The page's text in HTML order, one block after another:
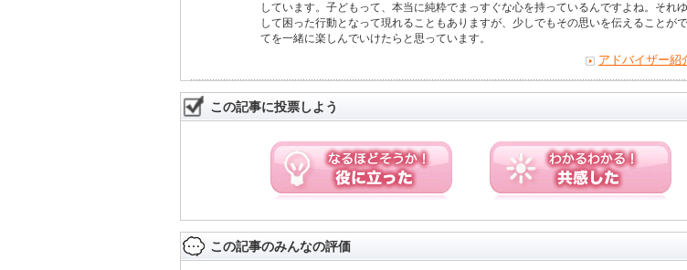
しています。子どもって、本当に純粋でまっすぐな心を持っているんですよね。それ
して困った行動となって現れることもありますが、少しでもその思いを伝えることが
てを一緒に楽しんでいけたらと思っています。
アドバイザー紹
この記事に投票しよう
この記事のみんなの評価